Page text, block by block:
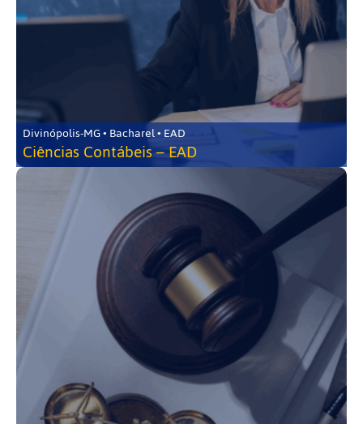
Divinópolis-MG • Bacharel • EAD
Ciências Contábeis – EAD